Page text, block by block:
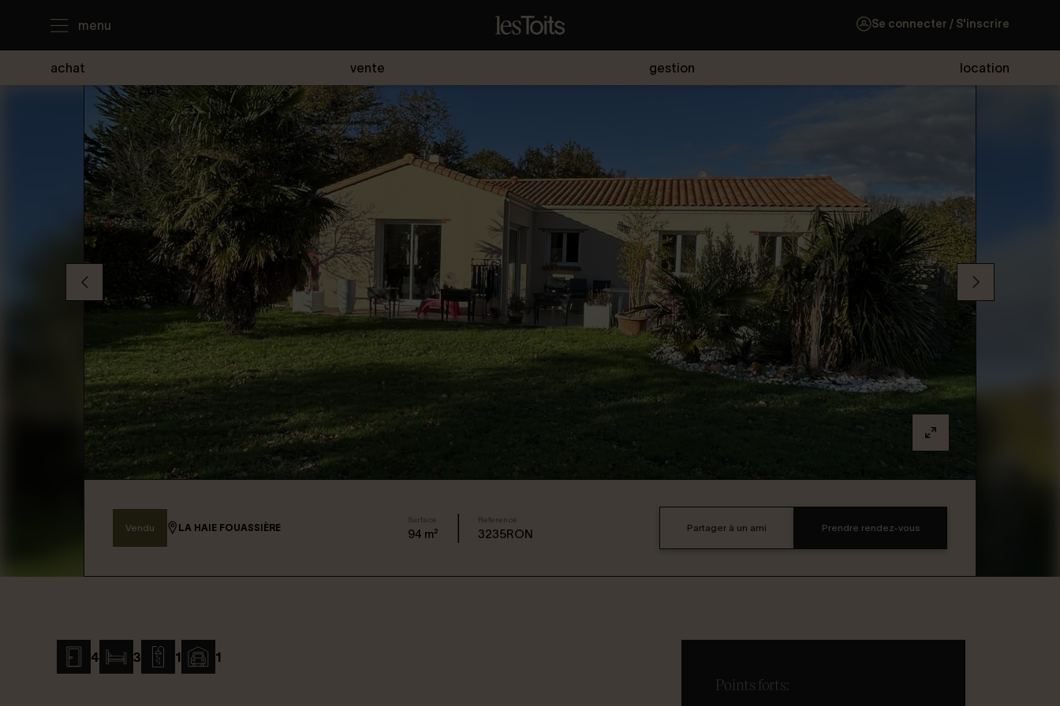
menu Se connecter / S'inscrire
Connexion / Inscription
Espace Bailleur / Locataire
achat vente gestion location
Vendu LA HAIE FOUASSIÈRE
Surface
94 m²
Reference
3235RON Partager à un ami Prendre rendez-vous
4 3 1 1
Points forts: